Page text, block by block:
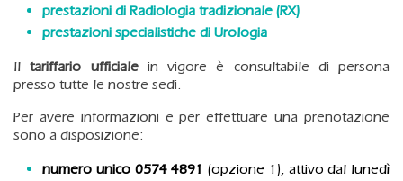
prestazioni di Radiologia tradizionale (RX)
prestazioni specialistiche di Urologia
Iltariffario ufficialein vigore è consultabile di persona
presso tutte le nostre sedi.
Per avere informazioni e per effettuare una prenotazione
sono a disposizione:
numero unico 0574 4891 (opzione 1), attivo dal lunedì